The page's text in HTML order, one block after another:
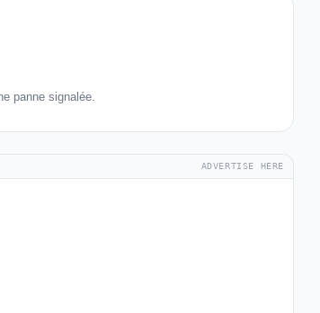
panne signalée.
ADVERTISE HERE